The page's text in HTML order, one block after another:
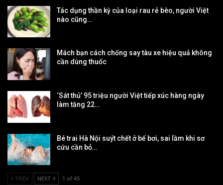
Tác dụng thần kỳ của loại rau rẻ bèo, người Việt
nào cũng…
Mách bạn cách chống say tàu xe hiệu quả không
cần dùng thuốc
‘Sát thủ’ 95 triệu người Việt tiếp xúc hàng ngày
làm tăng 22…
Bé trai Hà Nội suýt chết ở bể bơi, sai lầm khi sơ
cứu cần bỏ…
PREV NEXT 1 of 45